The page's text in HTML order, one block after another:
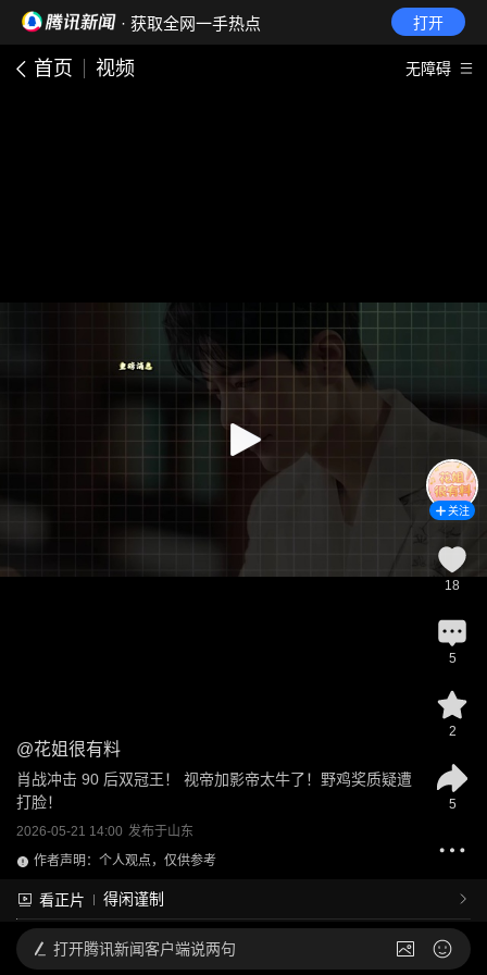
· 获取全网一手热点 打开
首页 视频 无障碍
@花姐很有料
肖战冲击 90 后双冠王！ 视帝加影帝太牛了！野鸡奖质疑遭
打脸！
2026-05-21 14:00 发布于山东
作者声明：个人观点，仅供参考
看正片 得闲谨制
关注
18
5
2
5
打开腾讯新闻客户端说两句